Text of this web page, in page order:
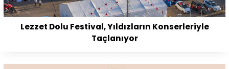
Lezzet Dolu Festival, Yıldızların Konserleriyle
Taçlanıyor